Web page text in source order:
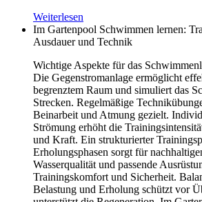
Weiterlesen
Im Gartenpool Schwimmen lernen:
Ausdauer und Technik
Wichtige Aspekte für das
Die Gegenstromanlage ermöglicht
begrenztem Raum und simuliert das
Strecken. Regelmäßige
Beinarbeit und Atmung gezielt.
Strömung erhöht die
und Kraft. Ein strukturierter
Erholungsphasen sorgt für
Wasserqualität und passende
Trainingskomfort und Sicherheit.
Belastung und Erholung schützt vor